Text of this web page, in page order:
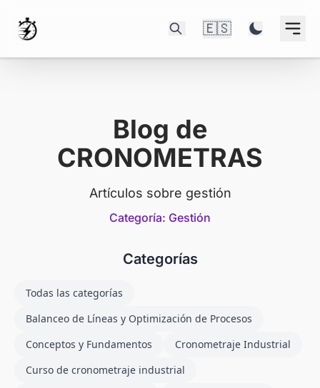
🇪🇸
Blog de
CRONOMETRAS
Artículos sobre gestión
Categoría: Gestión
Categorías
Todas las categorías
Balanceo de Líneas y Optimización de Procesos
Conceptos y Fundamentos
Cronometraje Industrial
Curso de cronometraje industrial